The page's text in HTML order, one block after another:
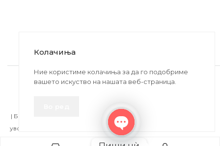
2020-2024 © MB DISKONT. Изработено од
БРАМИТ ДООЕЛ
| БРАЌА МИНКОВИ 57, 2400 СТРУМИЦА | ДПТУ
увоз-извоз Струмица Д.Б.: MK4027005146330 | ЕМБС: 6030530 |
Колачиња
Ние користиме колачиња за да го подобриме
вашето искуство на нашата веб-страница.
Open